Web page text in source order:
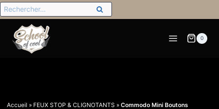
0
Accueil » FEUX STOP & CLIGNOTANTS » Commodo Mini Boutons